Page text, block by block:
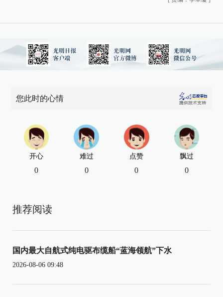
您此时的心情
开心
0
难过
0
点赞
0
飘过
0
推荐阅读
国内最大自航式纯电驱布缆船“蓝海领航”下水
2026-08-06 09:48